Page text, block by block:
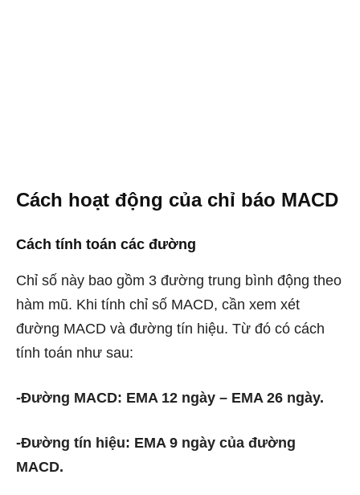
Cách hoạt động của chỉ báo MACD
Cách tính toán các đường
Chỉ số này bao gồm 3 đường trung bình động theo
hàm mũ. Khi tính chỉ số MACD, cần xem xét
đường MACD và đường tín hiệu. Từ đó có cách
tính toán như sau:
-Đường MACD: EMA 12 ngày – EMA 26 ngày.
-Đường tín hiệu: EMA 9 ngày của đường
MACD.